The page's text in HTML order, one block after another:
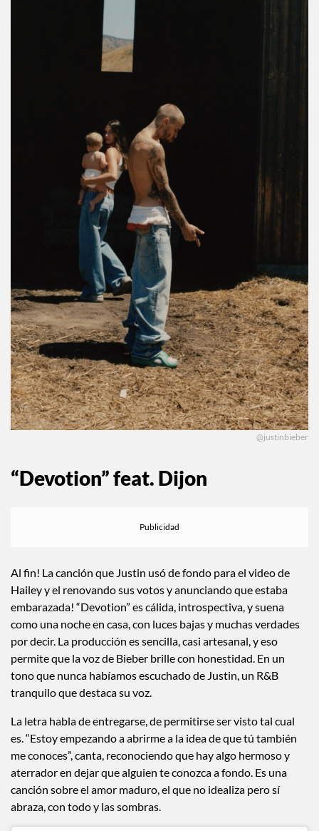
@justinbieber
“Devotion” feat. Dijon
Al fin! La canción que Justin usó de fondo para el video de
Hailey y el renovando sus votos y anunciando que estaba
embarazada! “Devotion” es cálida, introspectiva, y suena
como una noche en casa, con luces bajas y muchas verdades
por decir. La producción es sencilla, casi artesanal, y eso
permite que la voz de Bieber brille con honestidad. En un
tono que nunca habíamos escuchado de Justin, un R&B
tranquilo que destaca su voz.
La letra habla de entregarse, de permitirse ser visto tal cual
es. “Estoy empezando a abrirme a la idea de que tú también
me conoces”, canta, reconociendo que hay algo hermoso y
aterrador en dejar que alguien te conozca a fondo. Es una
canción sobre el amor maduro, el que no idealiza pero sí
abraza, con todo y las sombras.